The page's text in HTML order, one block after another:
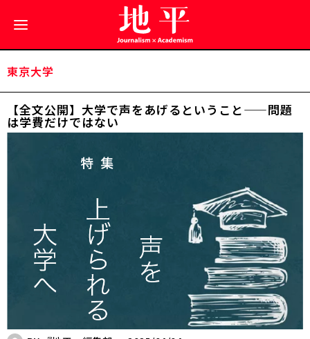
東京大学
【全文公開】大学で声をあげるということ——問題
は学費だけではない